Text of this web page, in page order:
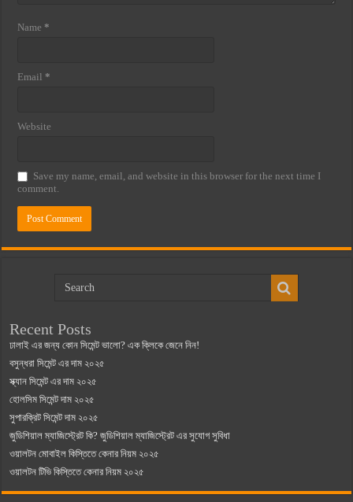
Name *
Email *
Website
Save my name, email, and website in this browser for the next time I
comment.
Recent Posts
ঢালাই এর জন্য কোন সিমেন্ট ভালো? এক ক্লিকে জেনে নিন!
বসুন্ধরা সিমেন্ট এর দাম ২০২৫
স্ক্যান সিমেন্ট এর দাম ২০২৫
হোলসিম সিমেন্ট দাম ২০২৫
সুপারক্রিট সিমেন্ট দাম ২০২৫
জুডিশিয়াল ম্যাজিস্ট্রেট কি? জুডিশিয়াল ম্যাজিস্ট্রেট এর সুযোগ সুবিধা
ওয়ালটন মোবাইল কিস্তিতে কেনার নিয়ম ২০২৫
ওয়ালটন টিভি কিস্তিতে কেনার নিয়ম ২০২৫